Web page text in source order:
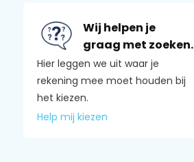
Wij helpen je
graag met zoeken.
Hier leggen we uit waar je
rekening mee moet houden bij
het kiezen.
Help mij kiezen